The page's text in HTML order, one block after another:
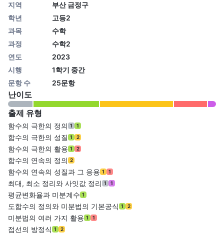
지역
부산 금정구
학년
고등2
과목
수학
과정
수학2
연도
2023
시행
1학기 중간
문항 수
25문항
난이도
출제 유형
함수의 극한의 정의 1 1
함수의 극한의 성질 1 2
함수의 극한의 활용 1 2
함수의 연속의 정의 2
함수의 연속의 성질과 그 응용 1 1
최대, 최소 정리와 사잇값 정리 1 1
평균변화율과 미분계수 1
도함수의 정의와 미분법의 기본공식 1 2
미분법의 여러 가지 활용 1 1
접선의 방정식 1 2